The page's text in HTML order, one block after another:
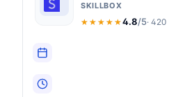
SKILLBOX
★★★★★
★★★★★4.8/5· 420